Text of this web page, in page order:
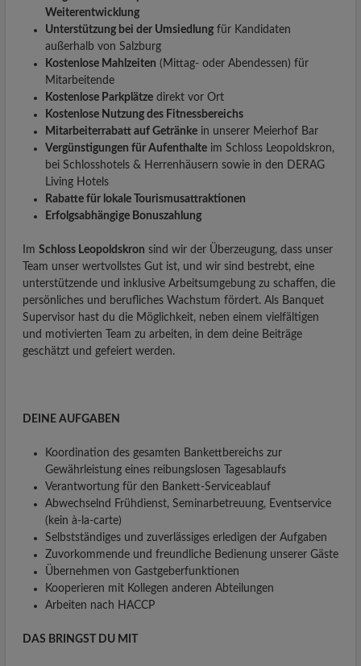
Weiterentwicklung
Unterstützung bei der Umsiedlung für Kandidaten
außerhalb von Salzburg
Kostenlose Mahlzeiten (Mittag- oder Abendessen) für
Mitarbeitende
Kostenlose Parkplätze direkt vor Ort
Kostenlose Nutzung des Fitnessbereichs
Mitarbeiterrabatt auf Getränke in unserer Meierhof Bar
Vergünstigungen für Aufenthalte im Schloss Leopoldskron,
bei Schlosshotels & Herrenhäusern sowie in den DERAG
Living Hotels
Rabatte für lokale Tourismusattraktionen
Erfolgsabhängige Bonuszahlung
Im Schloss Leopoldskron sind wir der Überzeugung, dass unser
Team unser wertvollstes Gut ist, und wir sind bestrebt, eine
unterstützende und inklusive Arbeitsumgebung zu schaffen, die
persönliches und berufliches Wachstum fördert. Als Banquet
Supervisor hast du die Möglichkeit, neben einem vielfältigen
und motivierten Team zu arbeiten, in dem deine Beiträge
geschätzt und gefeiert werden.
DEINE AUFGABEN
Koordination des gesamten Bankettbereichs zur
Gewährleistung eines reibungslosen Tagesablaufs
Verantwortung für den Bankett-Serviceablauf
Abwechselnd Frühdienst, Seminarbetreuung, Eventservice
(kein à-la-carte)
Selbstständiges und zuverlässiges erledigen der Aufgaben
Zuvorkommende und freundliche Bedienung unserer Gäste
Übernehmen von Gastgeberfunktionen
Kooperieren mit Kollegen anderen Abteilungen
Arbeiten nach HACCP
DAS BRINGST DU MIT